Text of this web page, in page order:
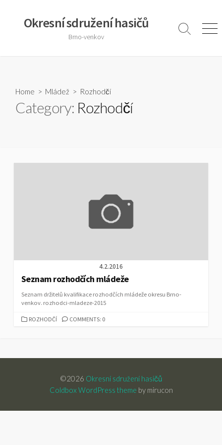
contentOkresní sdružení hasičů
Brno-venkov
Search
Home > Mládež > Rozhodčí
Category: Rozhodčí
4.2.2016
Seznam rozhodčích mládeže
Seznam držitelů kvalifikace rozhodčích mládeže okresu Brno-
venkov. rozhodci-mladeze-2015
CATEGORIES
ROZHODČÍ COMMENTS: 0
©2026 Okresní sdružení hasičů
Coldbox WordPress theme by mirucon